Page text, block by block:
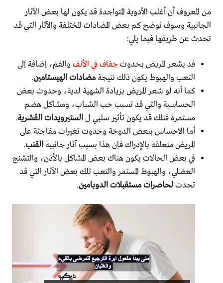
من المعروف أن أغلب الأدوية المتواجدة قد يكون لها بعض الآثار
الجانبية وسوف نوضح كم بعض المضادات المختلفة والآثار التي قد
تحدث عن طريقها فيما يلي:
قد يشعر المريض بحدوثجفاف في الأنف والفم، إضافة إلى
التعب والهبوط يكون ذلك نتيجةمضادات الهيستامين.
كما أنه لو شعر المريض بزيادة الشهية لدية، وحدوث بعض
الحساسية والتي قد تسبب حب الشباب، ومشاكل هضم
مستمرة فتلك قد يكون تأثير سلبي لالستيرويدات القشرية.
أما الاحساس ببعض الدوخة وحدوث تغيرات مفاجئة على
المريض متعلقة بالإدراك فإن هذا بسبب آثار جانبيةالقنب.
في بعض الحالات يكون هناك بعض المشاكل بالأذن، والتشنج
العضلي، والهبوط المستمر والتعب تلك بعض الآثار التي قد
تحدتلحاصراتمستقبلات الدوبامين.